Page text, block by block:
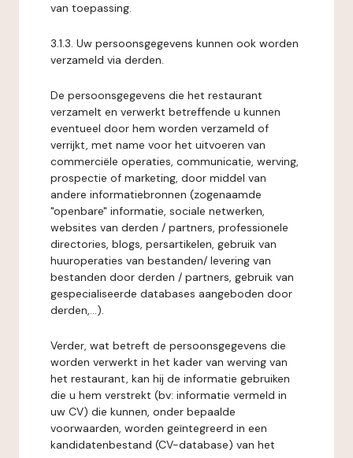
van toepassing.
3.1.3. Uw persoonsgegevens kunnen ook worden
verzameld via derden.
De persoonsgegevens die het restaurant
verzamelt en verwerkt betreffende u kunnen
eventueel door hem worden verzameld of
verrijkt, met name voor het uitvoeren van
commerciële operaties, communicatie, werving,
prospectie of marketing, door middel van
andere informatiebronnen (zogenaamde
"openbare" informatie, sociale netwerken,
websites van derden / partners, professionele
directories, blogs, persartikelen, gebruik van
huuroperaties van bestanden/ levering van
bestanden door derden / partners, gebruik van
gespecialiseerde databases aangeboden door
derden,...).
Verder, wat betreft de persoonsgegevens die
worden verwerkt in het kader van werving van
het restaurant, kan hij de informatie gebruiken
die u hem verstrekt (bv: informatie vermeld in
uw CV) die kunnen, onder bepaalde
voorwaarden, worden geïntegreerd in een
kandidatenbestand (CV-database) van het